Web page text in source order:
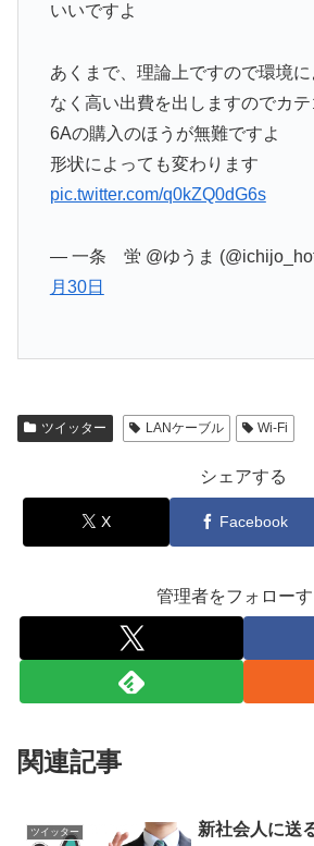
いいですよ
あくまで、理論上ですので環境
なく高い出費を出しますのでカテ
6Aの購入のほうが無難ですよ
形状によっても変わります
pic.twitter.com/q0kZQ0dG6s
— 一条 蛍 @ゆうま
月30日
ツイッター LANケーブル Wi-Fi
シェアする
X Facebook
管理者をフォローす
関連記事
ツイッター 新社会人に送